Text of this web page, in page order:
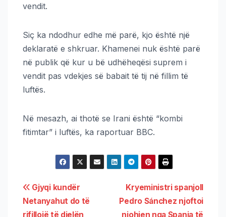
vendit.
Siç ka ndodhur edhe më parë, kjo është një
deklaratë e shkruar. Khamenei nuk është parë
në publik që kur u bë udhëheqësi suprem i
vendit pas vdekjes së babait të tij në fillim të
luftës.
Në mesazh, ai thotë se Irani është “kombi
fitimtar” i luftës, ka raportuar BBC.
Kryeministri spanjoll
Pedro Sánchez njoftoi
njohjen nga Spanja të
Gjyqi kundër
Netanyahut do të
rifillojë të dielën